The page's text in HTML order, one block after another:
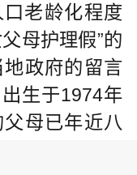
老龄化程度
母护理假”的
政府的留言
生于1974年
母已年近八